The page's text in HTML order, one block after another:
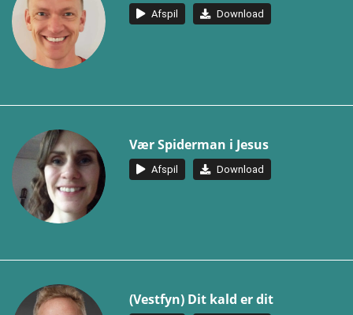
Afspil Download
Vær Spiderman i Jesus
Afspil Download
(Vestfyn) Dit kald er dit